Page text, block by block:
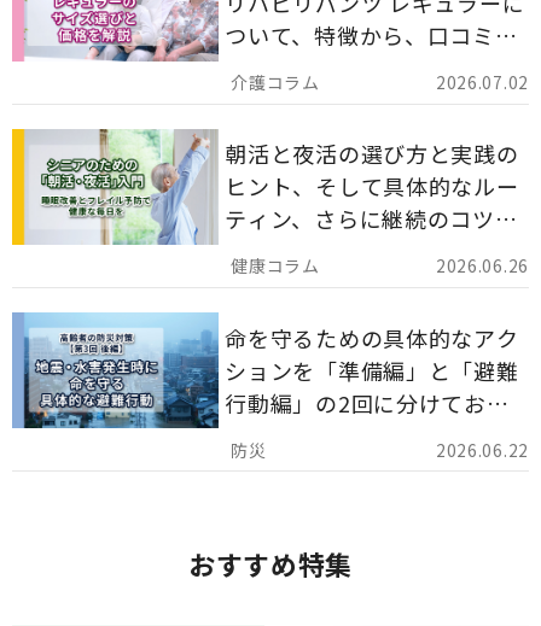
2026.07.02
ついて、特徴から、口コミ、
災害備蓄としての活用法まで
分かりやすく解説します。
2026.06.26
朝活と夜活の選び方と実践の
ヒント、そして具体的なルー
ティン、さらに継続のコツま
でを詳しくご紹介します。
2026.06.22
命を守るための具体的なアク
ションを「準備編」と「避難
行動編」の2回に分けてお届
けしています。
おすすめ特集